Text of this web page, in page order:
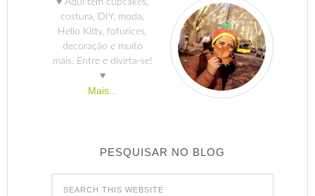
costura, DIY, moda,
Hello Kitty, fofurices,
decoração e muito
mais. Entre e divirta-se!
♥
Mais...
PESQUISAR NO BLOG